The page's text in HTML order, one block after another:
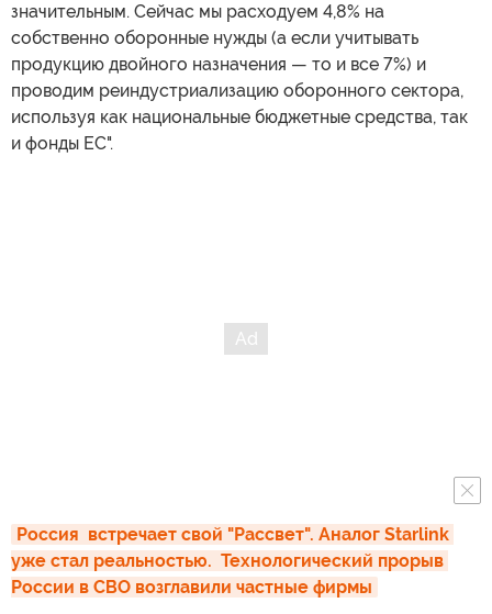
значительным. Сейчас мы расходуем 4,8% на
собственно оборонные нужды (а если учитывать
продукцию двойного назначения — то и все 7%) и
проводим реиндустриализацию оборонного сектора,
используя как национальные бюджетные средства, так
и фонды ЕС".
Россия  встречает свой "Рассвет". Аналог Starlink
уже стал реальностью.  Технологический прорыв
России в СВО возглавили частные фирмы